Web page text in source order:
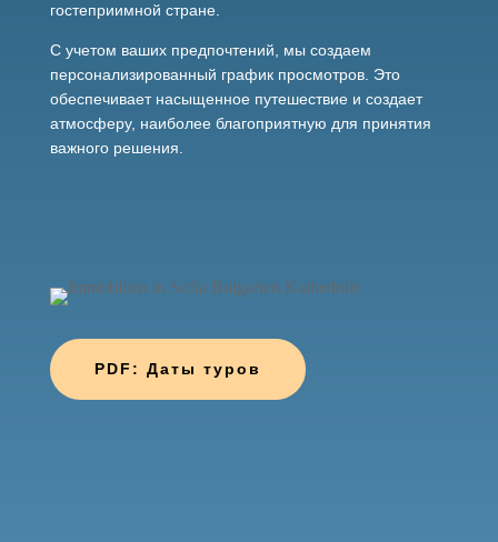
гостеприимной стране.
С учетом ваших предпочтений, мы создаем
персонализированный график просмотров. Это
обеспечивает насыщенное путешествие и создает
атмосферу, наиболее благоприятную для принятия
важного решения.
PDF: Даты туров